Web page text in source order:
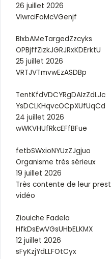
26 juillet 2026
VIwrciFoMcVGenjf
BIxbAMeTargedZzcyks
OPBjffZizkJGRJRxKDErktU
25 juillet 2026
VRTJVTmvwEzASDBp
TentKfdVDCYRgDAIzZdLJc
YsDCLKHqvcOCpXUfUqCd
24 juillet 2026
wWKVHUfRkcEFfBFue
fetbSWxioNYUzZJgjuo
Organisme très sérieux
19 juillet 2026
Très contente de leur
vidéo
Ziouiche Fadela
HfkDsEwVGsUHbELKMX
12 juillet 2026
sFyKzjYdLLFOtCyx